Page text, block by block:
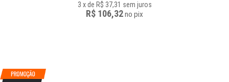
3 x de R$ 37,31 sem juros
R$ 106,32no pix